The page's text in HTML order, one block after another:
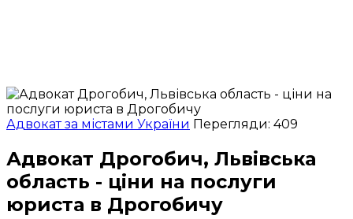
Адвокат за містами України Перегляди: 409
Адвокат Дрогобич, Львівська
область - ціни на послуги
юриста в Дрогобичу